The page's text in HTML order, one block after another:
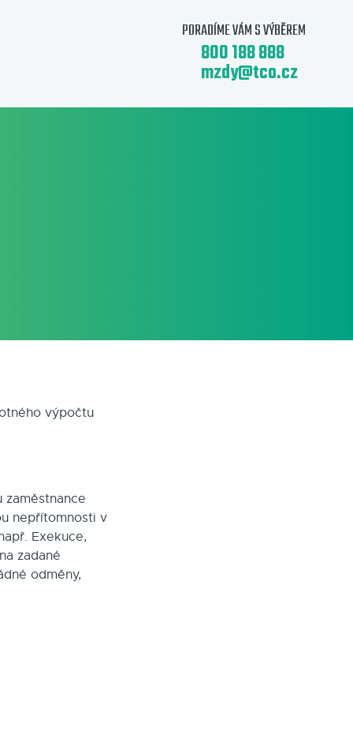
PORADÍME VÁM S VÝBĚREM
800 188 888
mzdy@tco.cz
výpočtu
nepřítomnosti v
Exekuce,
zadané
odměny,